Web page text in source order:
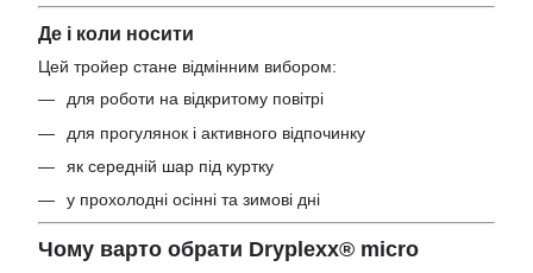
Де і коли носити
Цей тройер стане відмінним вибором:
для роботи на відкритому повітрі
для прогулянок і активного відпочинку
як середній шар під куртку
у прохолодні осінні та зимові дні
Чому варто обрати Dryplexx® micro